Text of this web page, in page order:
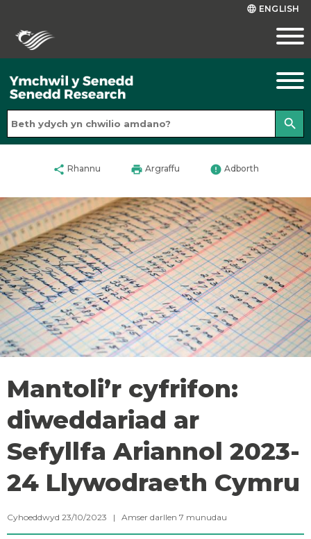
language ENGLISH
search
share Rhannu print Argraffu error Adborth
Mantoli’r cyfrifon:
diweddariad ar
Sefyllfa Ariannol 2023-
24 Llywodraeth Cymru
Cyhoeddwyd 23/10/2023 | Amser darllen 7 munudau